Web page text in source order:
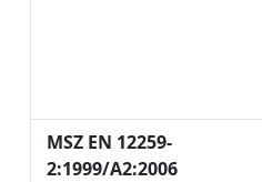
MSZ EN 12259-
2:1999/A2:2006